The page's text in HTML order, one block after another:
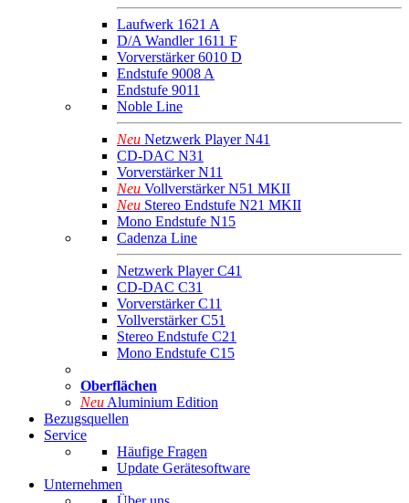
Laufwerk 1621 A
D/A Wandler 1611 F
Vorverstärker 6010 D
Endstufe 9008 A
Endstufe 9011
Noble Line
Neu Netzwerk Player N41
CD-DAC N31
Vorverstärker N11
Neu Vollverstärker N51 MKII
Neu Stereo Endstufe N21 MKII
Mono Endstufe N15
Cadenza Line
Netzwerk Player C41
CD-DAC C31
Vorverstärker C11
Vollverstärker C51
Stereo Endstufe C21
Mono Endstufe C15
Oberflächen
Neu Aluminium Edition
Bezugsquellen
Service
Häufige Fragen
Update Gerätesoftware
Unternehmen